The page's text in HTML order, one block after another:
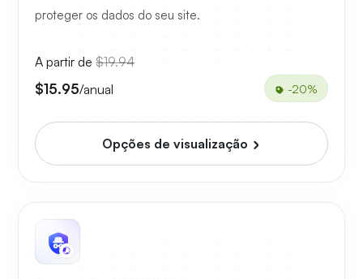
proteger os dados do seu site.
A partir de $19.94
$15.95/anual -20%
Opções de visualização